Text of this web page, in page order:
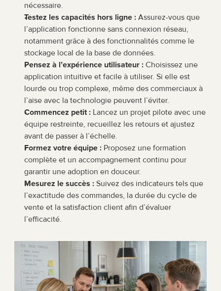
nécessaire.
Testez les capacités hors ligne : Assurez-vous que
l’application fonctionne sans connexion réseau,
notamment grâce à des fonctionnalités comme le
stockage local de la base de données.
Pensez à l’expérience utilisateur : Choisissez une
application intuitive et facile à utiliser. Si elle est
lourde ou trop complexe, même des commerciaux à
l’aise avec la technologie peuvent l’éviter.
Commencez petit : Lancez un projet pilote avec une
équipe restreinte, recueillez les retours et ajustez
avant de passer à l’échelle.
Formez votre équipe : Proposez une formation
complète et un accompagnement continu pour
garantir une adoption en douceur.
Mesurez le succès : Suivez des indicateurs tels que
l’exactitude des commandes, la durée du cycle de
vente et la satisfaction client afin d’évaluer
l’efficacité.